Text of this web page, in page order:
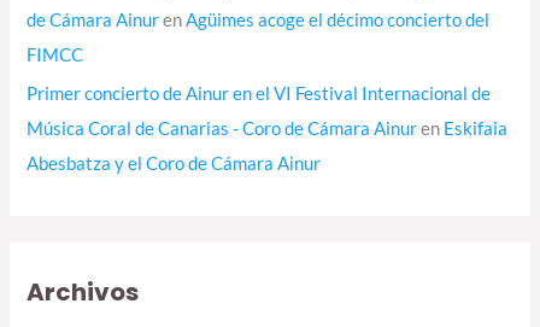
de Cámara AinurenAgüimes acoge el décimo concierto del
FIMCC
Primer concierto de Ainur en el VI Festival Internacional de
Música Coral de Canarias - Coro de Cámara Ainuren Eskifaia
Abesbatza y el Coro de Cámara Ainur
Archivos